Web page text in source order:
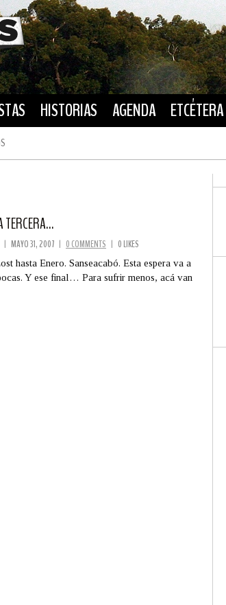
HISTORIAS AGENDA ETCÉTERA
TERCERA…
| MAYO 31, 2007 | 0 COMMENTS | 0 LIKES
hasta Enero. Sanseacabó. Esta espera va a
Y ese final… Para sufrir menos, acá van